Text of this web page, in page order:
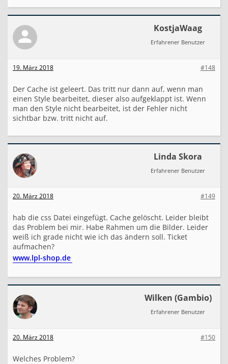
KostjaWaag
Erfahrener Benutzer
#148
19. März 2018
Der Cache ist geleert. Das tritt nur dann auf, wenn man
einen Style bearbeitet, dieser also aufgeklappt ist. Wenn
man den Style nicht bearbeitet, ist der Fehler nicht
sichtbar bzw. tritt nicht auf.
Linda Skora
Erfahrener Benutzer
#149
20. März 2018
hab die css Datei eingefügt. Cache gelöscht. Leider bleibt
das Problem bei mir. Habe Rahmen um die Bilder. Leider
weiß ich grade nicht wie ich das ändern soll. Ticket
aufmachen?
www.lpl-shop.de
Wilken (Gambio)
Erfahrener Benutzer
#150
20. März 2018
Welches Problem?